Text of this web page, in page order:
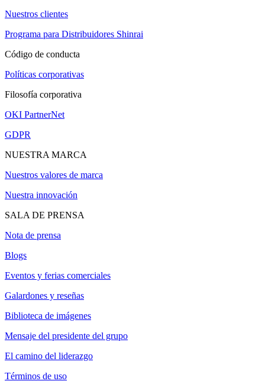
Nuestros clientes
Programa para Distribuidores Shinrai
Código de conducta
Políticas corporativas
Filosofía corporativa
OKI PartnerNet
GDPR
NUESTRA MARCA
Nuestros valores de marca
Nuestra innovación
SALA DE PRENSA
Nota de prensa
Blogs
Eventos y ferias comerciales
Galardones y reseñas
Biblioteca de imágenes
Mensaje del presidente del grupo
El camino del liderazgo
Términos de uso